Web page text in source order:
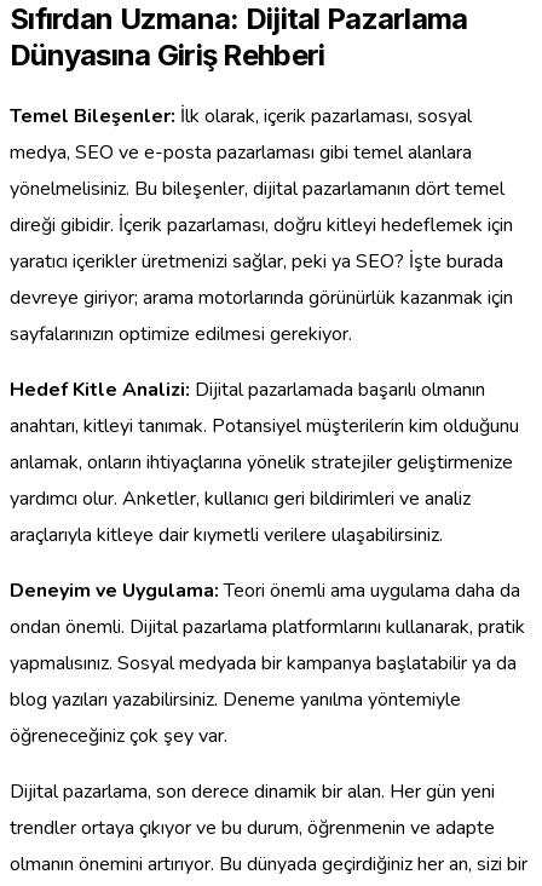
Sıfırdan Uzmana: Dijital Pazarlama
Dünyasına Giriş Rehberi
Temel Bileşenler: İlk olarak, içerik pazarlaması, sosyal
medya, SEO ve e-posta pazarlaması gibi temel alanlara
yönelmelisiniz. Bu bileşenler, dijital pazarlamanın dört temel
direği gibidir. İçerik pazarlaması, doğru kitleyi hedeflemek için
yaratıcı içerikler üretmenizi sağlar, peki ya SEO? İşte burada
devreye giriyor; arama motorlarında görünürlük kazanmak için
sayfalarınızın optimize edilmesi gerekiyor.
Hedef Kitle Analizi: Dijital pazarlamada başarılı olmanın
anahtarı, kitleyi tanımak. Potansiyel müşterilerin kim olduğunu
anlamak, onların ihtiyaçlarına yönelik stratejiler geliştirmenize
yardımcı olur. Anketler, kullanıcı geri bildirimleri ve analiz
araçlarıyla kitleye dair kıymetli verilere ulaşabilirsiniz.
Deneyim ve Uygulama:Teori önemli ama uygulama daha da
ondan önemli. Dijital pazarlama platformlarını kullanarak, pratik
yapmalısınız. Sosyal medyada bir kampanya başlatabilir ya da
blog yazıları yazabilirsiniz. Deneme yanılma yöntemiyle
öğreneceğiniz çok şey var.
Dijital pazarlama, son derece dinamik bir alan. Her gün yeni
trendler ortaya çıkıyor ve bu durum, öğrenmenin ve adapte
olmanın önemini artırıyor. Bu dünyada geçirdiğiniz her an, sizi bir